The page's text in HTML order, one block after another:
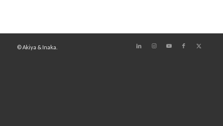
© Akiya & Inaka.